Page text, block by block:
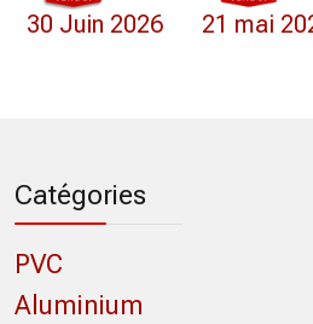
30 Juin 2026 21 mai
Catégories
PVC
Aluminium